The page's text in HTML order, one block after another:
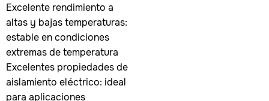
Excelente rendimiento a
altas y bajas temperaturas:
estable en condiciones
extremas de temperatura
Excelentes propiedades de
aislamiento eléctrico: ideal
para aplicaciones